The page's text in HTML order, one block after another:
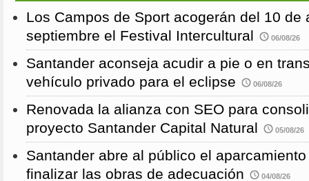
Los Campos de Sport acogerán del 10 de
septiembre el Festival Intercultural
06/08/26
Santander aconseja acudir a pie o en
vehículo privado para el eclipse
06/08/26
Renovada la alianza con SEO para
proyecto Santander Capital Natural
05/08/26
Santander abre al público el
finalizar las obras de adecuación
04/08/26